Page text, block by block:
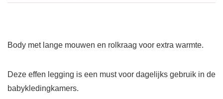
Body met lange mouwen en rolkraag voor extra warmte.
Deze effen legging is een must voor dagelijks gebruik in de
babykledingkamers.